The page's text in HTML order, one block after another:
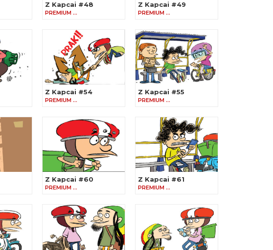
Z Kapcai #48
PREMIUM …
Z Kapcai #49
PREMIUM …
Z Kapcai #54
PREMIUM …
Z Kapcai #55
PREMIUM …
Z Kapcai #60
PREMIUM …
Z Kapcai #61
PREMIUM …